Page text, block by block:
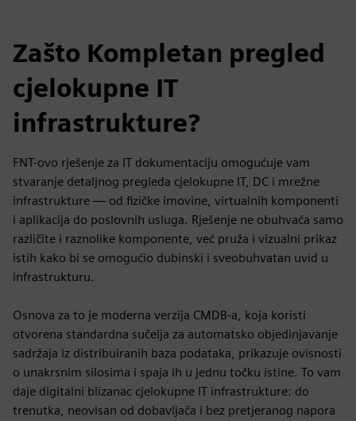
Zašto Kompletan pregled
cjelokupne IT
infrastrukture?
FNT-ovo rješenje za IT dokumentaciju omogućuje vam
stvaranje detaljnog pregleda cjelokupne IT, DC i mrežne
infrastrukture — od fizičke imovine, virtualnih komponenti
i aplikacija do poslovnih usluga. Rješenje ne obuhvaća samo
različite i raznolike komponente, već pruža i vizualni prikaz
istih kako bi se omogućio dubinski i sveobuhvatan uvid u
infrastrukturu.
Osnova za to je moderna verzija CMDB-a, koja koristi
otvorena standardna sučelja za automatsko objedinjavanje
sadržaja iz distribuiranih baza podataka, prikazuje ovisnosti
o unakrsnim silosima i spaja ih u jednu točku istine. To vam
daje digitalni blizanac cjelokupne IT infrastrukture: do
trenutka, neovisan od dobavljača i bez pretjeranog napora